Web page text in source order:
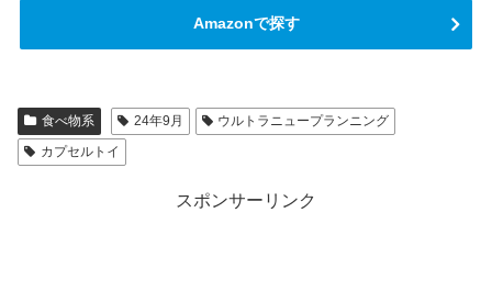
Amazonで探す
食べ物系 24年9月
ウルトラニュープランニング
カプセルトイ
スポンサーリンク